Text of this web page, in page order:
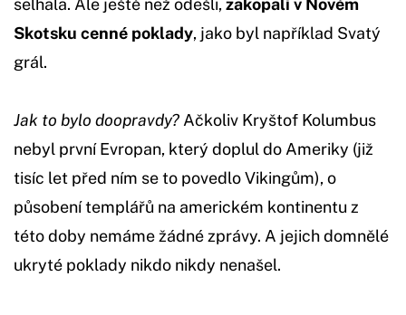
selhala. Ale ještě než odešli,zakopali v Novém
Skotsku cenné poklady, jako byl například Svatý
grál.
Jak to bylo doopravdy? Ačkoliv Kryštof Kolumbus
nebyl první Evropan, který doplul do Ameriky (již
tisíc let před ním se to povedlo Vikingům), o
působení templářů na americkém kontinentu z
této doby nemáme žádné zprávy. A jejich domnělé
ukryté poklady nikdo nikdy nenašel.